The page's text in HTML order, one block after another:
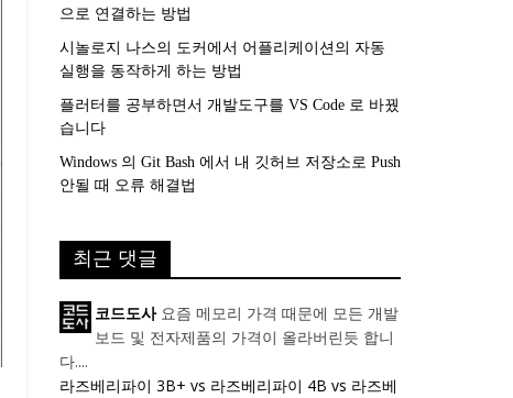
으로 연결하는 방법
시놀로지 나스의 도커에서 어플리케이션의 자동
실행을 동작하게 하는 방법
플러터를 공부하면서 개발도구를 VS Code 로 바꿨
습니다
Windows 의 Git Bash 에서 내 깃허브 저장소로 Push
안될 때 오류 해결법
최근 댓글
코드도사 요즘 메모리 가격 때문에 모든 개발
보드 및 전자제품의 가격이 올라버린듯 합니
다....
라즈베리파이 3B+ vs 라즈베리파이 4B vs 라즈베